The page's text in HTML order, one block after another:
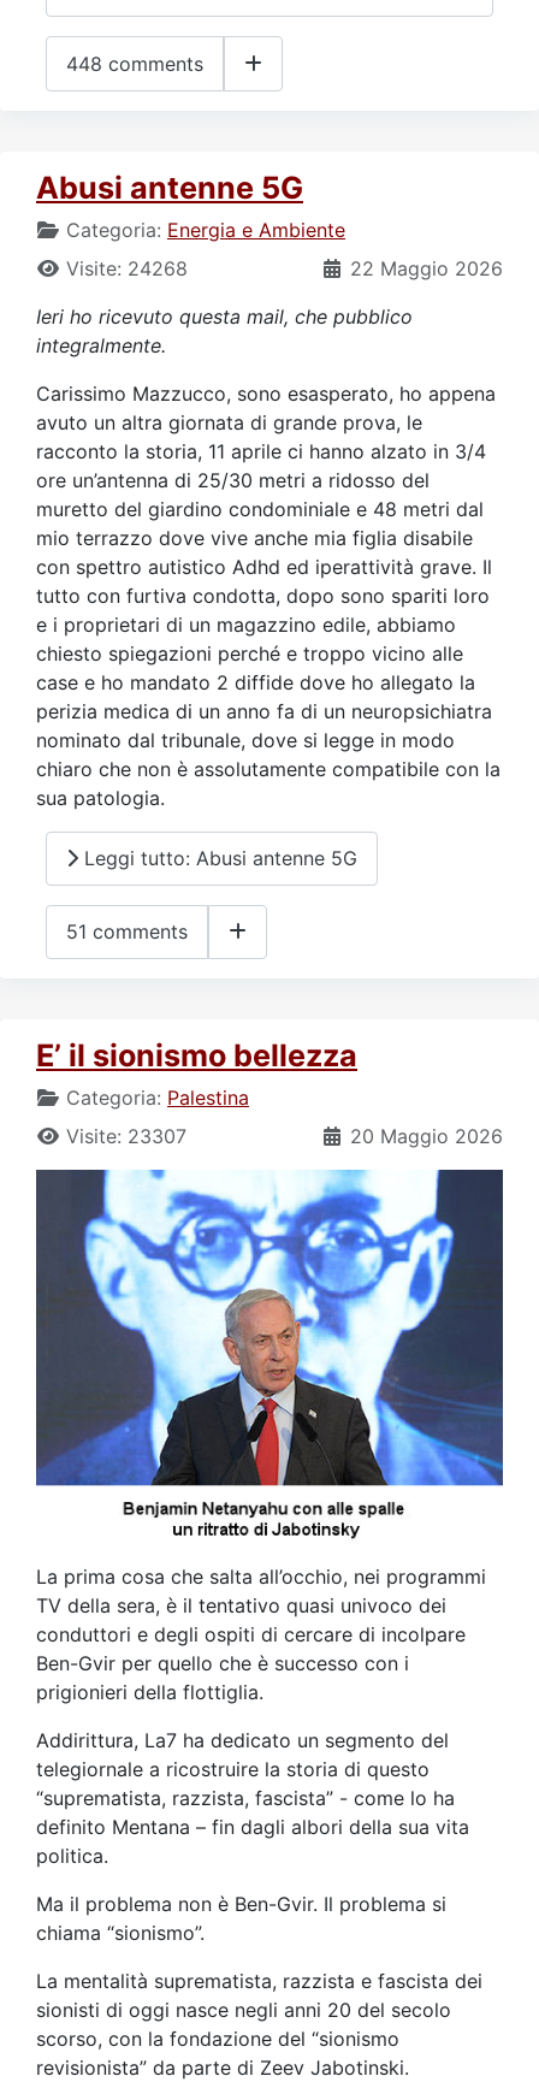
448 comments
Abusi antenne 5G
Categoria: Energia e Ambiente
22 Maggio 2026
Visite: 24268
Ieri ho ricevuto questa mail, che pubblico
integralmente.
Carissimo Mazzucco, sono esasperato, ho appena
avuto un altra giornata di grande prova, le
racconto la storia, 11 aprile ci hanno alzato in 3/4
ore un’antenna di 25/30 metri a ridosso del
muretto del giardino condominiale e 48 metri dal
mio terrazzo dove vive anche mia figlia disabile
con spettro autistico Adhd ed iperattività grave. Il
tutto con furtiva condotta, dopo sono spariti loro
e i proprietari di un magazzino edile, abbiamo
chiesto spiegazioni perché e troppo vicino alle
case e ho mandato 2 diffide dove ho allegato la
perizia medica di un anno fa di un neuropsichiatra
nominato dal tribunale, dove si legge in modo
chiaro che non è assolutamente compatibile con la
sua patologia.
Leggi tutto: Abusi antenne 5G
51 comments
E’ il sionismo bellezza
Categoria: Palestina
20 Maggio 2026
Visite: 23307
La prima cosa che salta all’occhio, nei programmi
TV della sera, è il tentativo quasi univoco dei
conduttori e degli ospiti di cercare di incolpare
Ben-Gvir per quello che è successo con i
prigionieri della flottiglia.
Addirittura, La7 ha dedicato un segmento del
telegiornale a ricostruire la storia di questo
“suprematista, razzista, fascista” - come lo ha
definito Mentana – fin dagli albori della sua vita
politica.
Ma il problema non è Ben-Gvir. Il problema si
chiama “sionismo”.
La mentalità suprematista, razzista e fascista dei
sionisti di oggi nasce negli anni 20 del secolo
scorso, con la fondazione del “sionismo
revisionista” da parte di Zeev Jabotinski.